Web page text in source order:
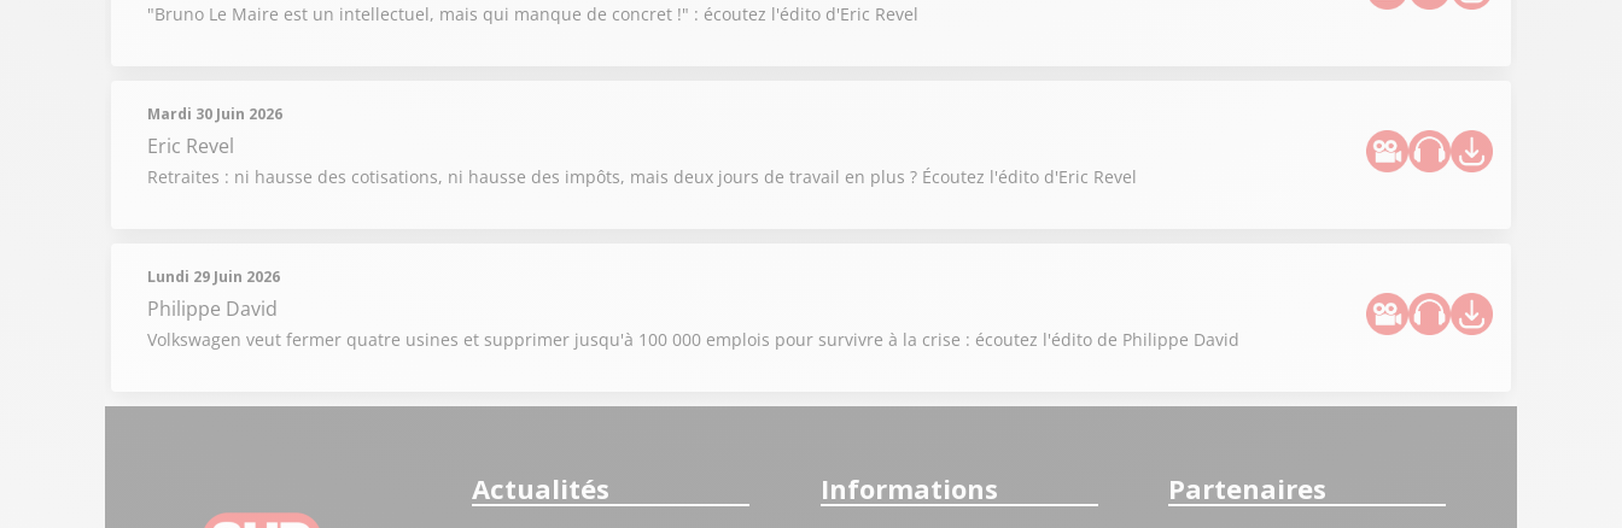
"Bruno Le Maire est un intellectuel, mais qui manque de concret !" : écoutez l'édito d'Eric Revel
Mardi 30 Juin 2026
Eric Revel
Retraites : ni hausse des cotisations, ni hausse des impôts, mais deux jours de travail en plus ? Écoutez l'édito d'Eric Revel
Lundi 29 Juin 2026
Philippe David
Volkswagen veut fermer quatre usines et supprimer jusqu'à 100 000 emplois pour survivre à la crise : écoutez l'édito de Philippe David
Actualités Informations Partenaires